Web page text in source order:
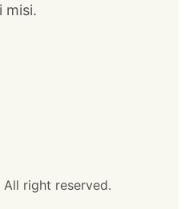
misi.
right reserved.